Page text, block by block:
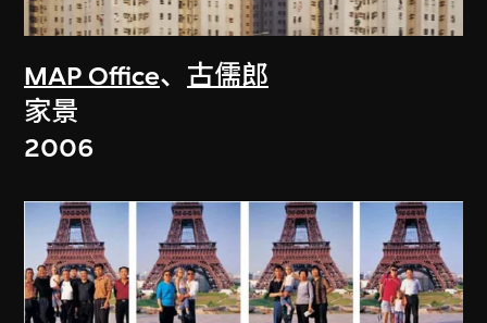
MAP Office、 古儒郎
家景
2006